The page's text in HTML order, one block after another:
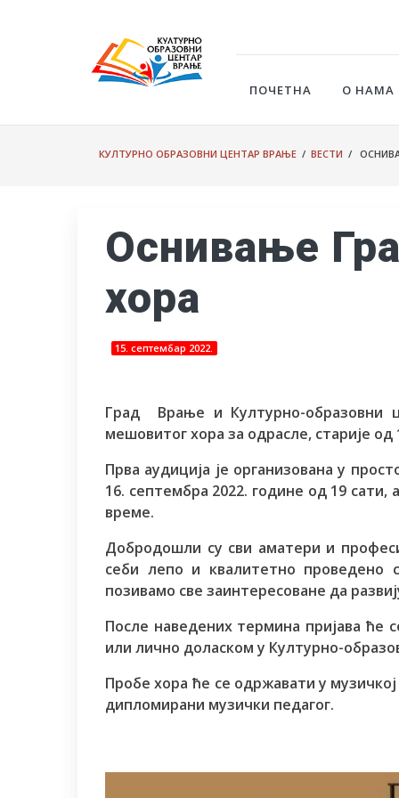
ПОЧЕТНА О НАМА
КУЛТУРНО ОБРАЗОВНИ ЦЕНТАР ВРАЊЕ / ВЕСТИ /
Оснивање
хора
15. септембар 2022.
Град Врање и Културно-образовни
мешовитог хора за одрасле, старије од
Прва аудиција је организована у
16. септембра 2022. године од 19 сати,
време.
Добродошли су сви аматери и
себи лепо и квалитетно проведено
позивамо све заинтересоване да
После наведених термина пријава ће
или лично доласком у Културно-
Пробе хора ће се одржавати у
дипломирани музички педагог.